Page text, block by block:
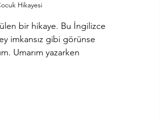
Hikayesi
bir hikaye. Bu İngilizce
imkansız gibi görünse
Umarım yazarken